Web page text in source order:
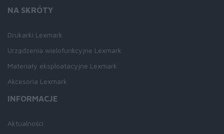
NA SKRÓTY
Drukarki Lexmark
Urządzenia wielofunkcyjne Lexmark
Materiały eksploatacyjne Lexmark
Akcesoria Lexmark
INFORMACJE
Aktualności